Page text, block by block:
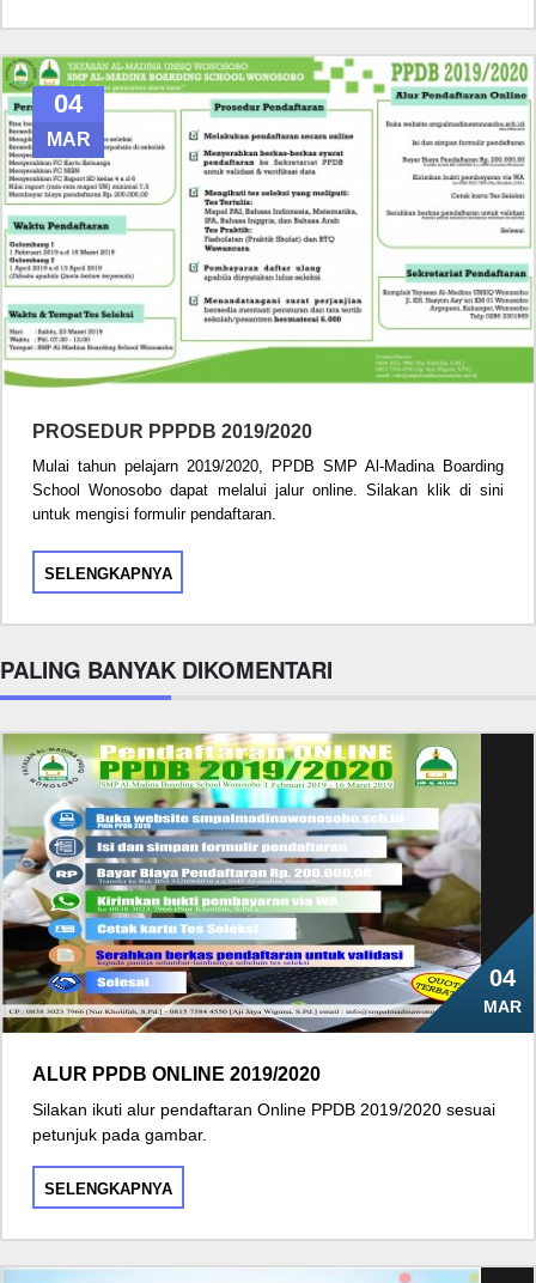
04
MAR
PROSEDUR PPPDB 2019/2020
Mulai tahun pelajarn 2019/2020, PPDB SMP Al-Madina Boarding
School Wonosobo dapat melalui jalur online. Silakan klik di sini
untuk mengisi formulir pendaftaran.
SELENGKAPNYA
PALING BANYAK DIKOMENTARI
04
MAR
ALUR PPDB ONLINE 2019/2020
Silakan ikuti alur pendaftaran Online PPDB 2019/2020 sesuai
petunjuk pada gambar.
SELENGKAPNYA